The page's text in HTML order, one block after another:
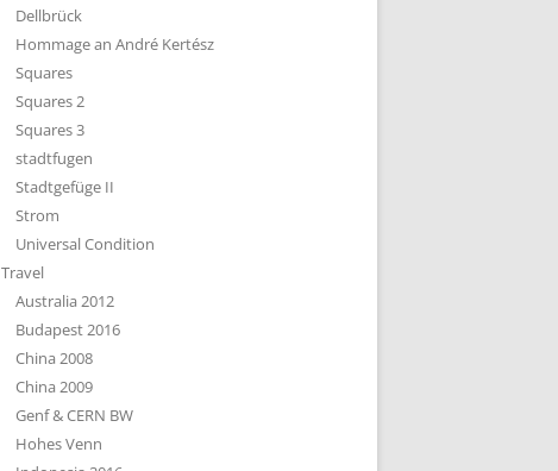
Dellbrück
Hommage an André Kertész
Squares
Squares 2
Squares 3
stadtfugen
Stadtgefüge II
Strom
Universal Condition
Travel
Australia 2012
Budapest 2016
China 2008
China 2009
Genf & CERN BW
Hohes Venn